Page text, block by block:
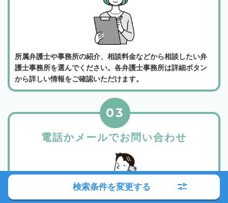
所属弁護士や事務所の紹介、相談料金などから相談したい弁
護士事務所を選んでください。各弁護士事務所は詳細ボタン
から詳しい情報をご確認いただけます。
電話かメールでお問い合わせ
03
検索条件を変更する